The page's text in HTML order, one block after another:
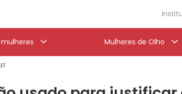
Mulheres de Olho